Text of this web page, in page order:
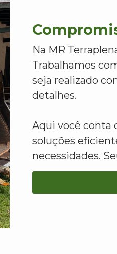
Na MR
Trabalhamos
seja realizado
detalhes.
Aqui você conta
soluções
necessidades.